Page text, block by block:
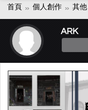
首頁 個人創作 其他
ARK